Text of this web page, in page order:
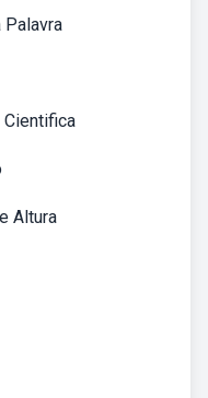
Palavra
Cientifica
Altura